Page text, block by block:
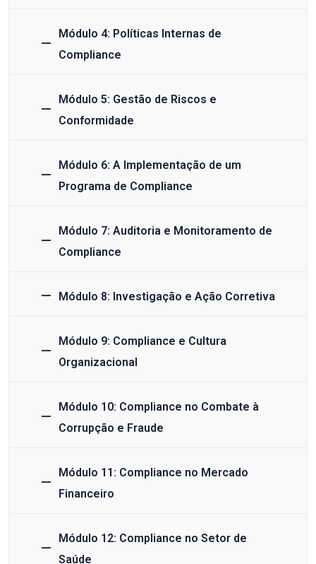
Módulo 4: Políticas Internas de
Compliance
Módulo 5: Gestão de Riscos e
Conformidade
Módulo 6: A Implementação de um
Programa de Compliance
Módulo 7: Auditoria e Monitoramento de
Compliance
Módulo 8: Investigação e Ação Corretiva
Módulo 9: Compliance e Cultura
Organizacional
Módulo 10: Compliance no Combate à
Corrupção e Fraude
Módulo 11: Compliance no Mercado
Financeiro
Módulo 12: Compliance no Setor de
Saúde